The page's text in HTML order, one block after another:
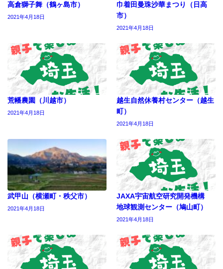
高倉獅子舞（鶴ヶ島市）
2021年4月18日
巾着田曼珠沙華まつり（日高
市）
2021年4月18日
荒幡農園（川越市）
2021年4月18日
越生自然休養村センター（越生
町）
2021年4月18日
武甲山（横瀬町・秩父市）
2021年4月18日
JAXA宇宙航空研究開発機構
地球観測センター（鳩山町）
2021年4月18日